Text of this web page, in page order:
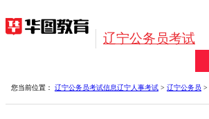
辽宁公务员考试
您当前位置： 辽宁公务员考试信息辽宁人事考试 > 辽宁公务员 >